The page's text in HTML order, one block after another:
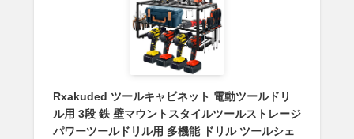
Rxakuded ツールキャビネット 電動ツールドリ
ル用 3段 鉄 壁マウントスタイルツールストレージ
パワーツールドリル用 多機能 ドリル ツールシェ